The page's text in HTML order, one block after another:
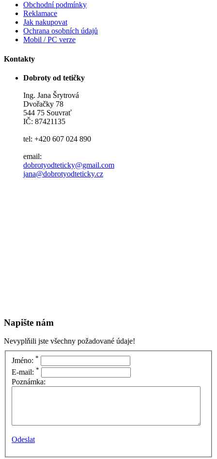
Obchodní podmínky
Reklamace
Jak nakupovat
Ochrana osobních údajů
Mobil / PC verze
Kontakty
Dobroty od tetičky
Ing. Jana Šrytrová
Dvořačky 78
544 75 Souvrať
IČ: 87421135
tel: +420 607 024 890
email:
dobrotyodteticky@gmail.com
jana@dobrotyodteticky.cz
Napište nám
Nevyplňili jste všechny požadované údaje!
Jméno: *
E-mail: *
Poznámka:
Odeslat